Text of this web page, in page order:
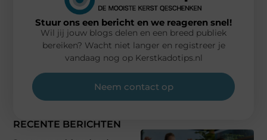
RECENTE BERICHTEN
Stuur ons een bericht en we reageren snel!
Wil jij jouw blogs delen en een breed publiek
bereiken? Wacht niet langer en registreer je
vandaag nog op Kerstkadotips.nl
Neem contact op